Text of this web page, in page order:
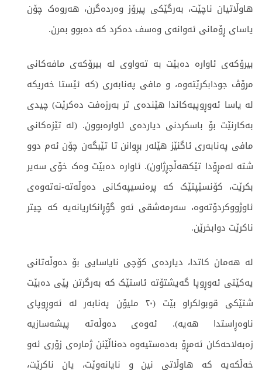
هاوڵاتیان ناچێت، بەرگێکی پیرۆز وەردەگرن، هەروەک چۆن
یاسای ڕۆمانی ئەوانەی وەسف دەکرد کە دەبوو بمرن.
بیرۆکەی ئاوارە دەبێت بە تەواوی لە بیرۆکەی مافەکانی
مرۆڤ جودابکرێتەوە، و مافی پەنابەری (کە ئێستا خەریکە
لە یاسا ئەوڕوپیەکاندا هێندەی تر بەرزەفت دەکرێت) چیدی
بەکارنێت بۆ باسکردنی دیاردەی ئاوارەبوون. (لە تێزەکانی
مافی پەنابەری ئاگنێز هێلەر بڕوانن تا تێبگەن چۆن ئەم دوو
شتە لەمڕۆدا تێکهەڵچڕژاون). ئاوارە دەبێت وەک خۆی سەیر
بکرێت، کۆنسێپتێک کە پرەنسیپەکانی دەوڵەتە-نەتەوەی
ئاوژووکردۆتەوە، سەرمەشقی ئەو گۆڕانکاریانەیە کە چیتر
ناکرێت دوابخرێن.
لە هەمان کاتدا، دیاردەی کۆچی نایاسایی بۆ دەوڵەتانی
یەکێتی ئەوڕوپا گەیشتۆتە ئاستێک کە بەرگرتن پێی دەبێت
شتێکی قوبولکراو بێت (٢٠ ملیۆن پەنابەر لە ئەوڕوپای
ناوەڕاستدا هەیە). ئەوەی دەوڵەتە پیشەسازیە
زەبەلاحەکان ئەمڕۆ بەدەستیەوە دەناڵێنن ژمارەی زۆری ئەو
خەڵکەیە کە هاوڵاتی نین و نایانەوێت، یان ناکرێت،